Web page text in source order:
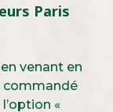
Paris
venant en
commandé
«